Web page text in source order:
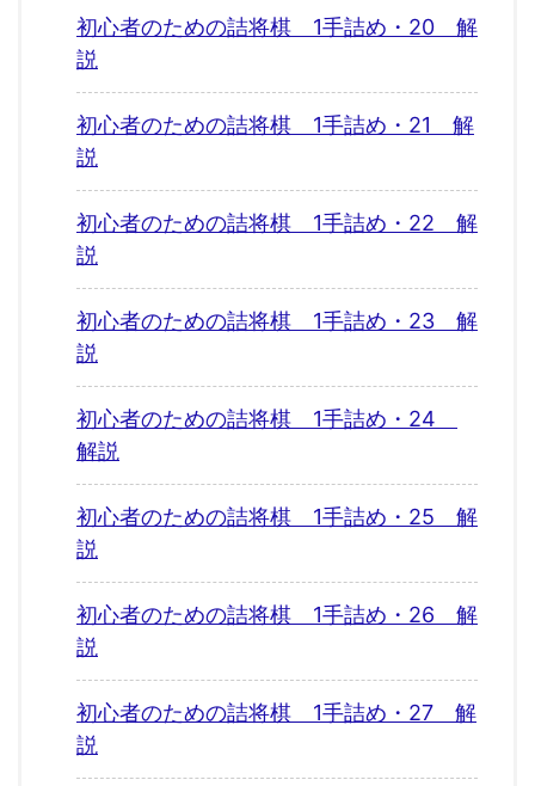
初心者のための詰将棋 1手詰め・20 解
説
初心者のための詰将棋 1手詰め・21 解
説
初心者のための詰将棋 1手詰め・22 解
説
初心者のための詰将棋 1手詰め・23 解
説
初心者のための詰将棋 1手詰め・24
解説
初心者のための詰将棋 1手詰め・25 解
説
初心者のための詰将棋 1手詰め・26 解
説
初心者のための詰将棋 1手詰め・27 解
説